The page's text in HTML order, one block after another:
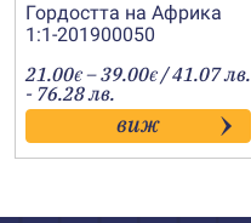
Гордостта на Африка
1:1-201900050
21.00€ –39.00€Price
range:
21.00€
through
39.00€
/ 41.07 лв.
- 76.28 лв.
виж